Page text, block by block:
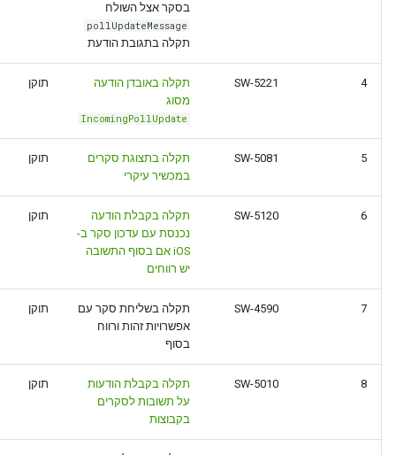
בסקר אצל השולח
pollUpdateMessage
תקלה בתגובת הודעת
4
SW-5221
תקלה באובדן הודעה
מסוג
IncomingPollUpdate
תוקן
5
SW-5081
תקלה בתצוגת סקרים
במכשיר עיקרי
תוקן
6
SW-5120
תקלה בקבלת הודעה
נכנסת עם עדכון סקר ב-
iOS אם בסוף התשובה
יש רווחים
תוקן
7
SW-4590
תקלה בשליחת סקר עם
אפשרויות זהות ורווח
בסוף
תוקן
8
SW-5010
תקלה בקבלת הודעות
על תשובות לסקרים
בקבוצות
תוקן